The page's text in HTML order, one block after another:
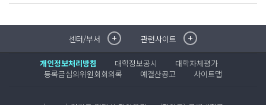
센터/부서취·창업지원센터
국제대학교 입학안내
학술정보원
학생생활관
관련사이트이메일무단수집거부
무선인터넷이용안내
포탈사이트
증명발급사이트
개인정보처리방침 대학정보공시
대학자체평가
등록금심의위원회회의록
예결산공고 사이트맵